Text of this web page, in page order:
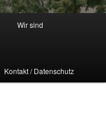
Wir sind
Kontakt / Datenschutz